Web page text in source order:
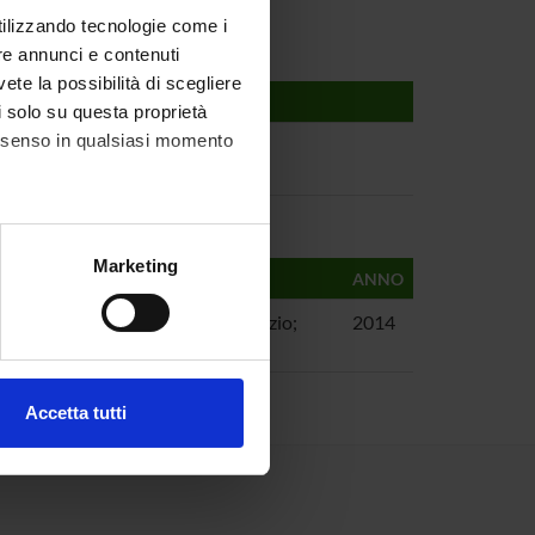
tecnologie come i
annunci e contenuti
la possibilità di scegliere
su questa proprietà
in qualsiasi momento
metro,Marketing
Accetta tutti
plant biology
ANNO
Christian; Boselli, Maurizio;
2014